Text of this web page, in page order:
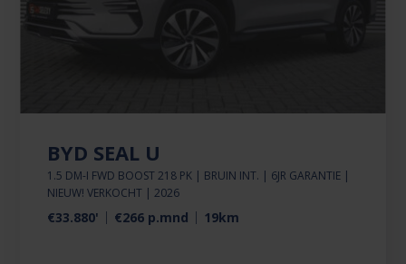
BYD SEAL U
1.5 DM-I FWD BOOST 218 PK | BRUIN INT. | 6JR GARANTIE |
NIEUW! VERKOCHT | 2026
€33.880' €266 p.mnd 19km